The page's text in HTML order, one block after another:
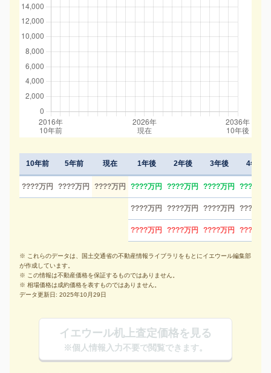
10年前 5年前 現在
????万円 ????万円 ????万円
1年後 2年後 3年後 4年後
????万円 ????万円 ????万円 ????万円
????万円 ????万円 ????万円 ????万円
????万円 ????万円 ????万円 ????万円
※ これらのデータは、国土交通省の不動産情報ライブラリをもとにイエウール編集部
が作成しています。
※ この情報は不動産価格を保証するものではありません。
※ 相場価格は成約価格を表すものではありません。
データ更新日: 2025年10月29日
イエウール机上査定価格を見る
※個人情報入力不要で閲覧できます。